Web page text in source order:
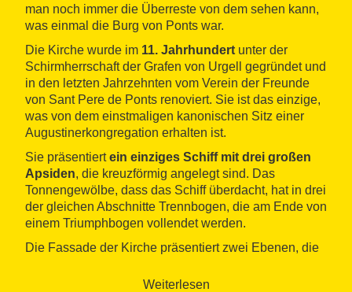
man noch immer die Überreste von dem sehen kann,
was einmal die Burg von Ponts war.
Die Kirche wurde im 11. Jahrhundert unter der
Schirmherrschaft der Grafen von Urgell gegründet und
in den letzten Jahrzehnten vom Verein der Freunde
von Sant Pere de Ponts renoviert. Sie ist das einzige,
was von dem einstmaligen kanonischen Sitz einer
Augustinerkongregation erhalten ist.
Sie präsentiertein einziges Schiff mit drei großen
Apsiden, die kreuzförmig angelegt sind. Das
Tonnengewölbe, dass das Schiff überdacht, hat in drei
der gleichen Abschnitte Trennbogen, die am Ende von
einem Triumphbogen vollendet werden.
Die Fassade der Kirche präsentiert zwei Ebenen, die
äußere Anordnung der Mauern, vor allem an der
Weiterlesen